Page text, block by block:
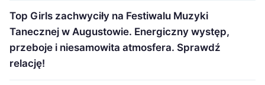
Top Girls zachwyciły na Festiwalu Muzyki
Tanecznej w Augustowie. Energiczny występ,
przeboje i niesamowita atmosfera. Sprawdź
relację!